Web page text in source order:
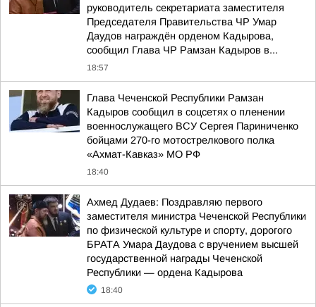
руководитель секретариата заместителя
Председателя Правительства ЧР Умар
Даудов награждён орденом Кадырова,
сообщил Глава ЧР Рамзан Кадыров в...
18:57
Глава Чеченской Республики Рамзан
Кадыров сообщил в соцсетях о пленении
военнослужащего ВСУ Сергея Париниченко
бойцами 270-го мотострелкового полка
«Ахмат-Кавказ» МО РФ
18:40
Ахмед Дудаев: Поздравляю первого
заместителя министра Чеченской Республики
по физической культуре и спорту, дорогого
БРАТА Умара Даудова с вручением высшей
государственной награды Чеченской
Республики — ордена Кадырова
18:40